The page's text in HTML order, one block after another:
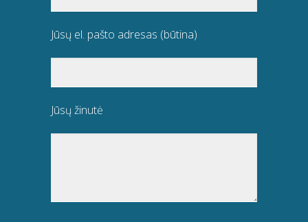
Jūsų el. pašto adresas (būtina)
Jūsų žinutė